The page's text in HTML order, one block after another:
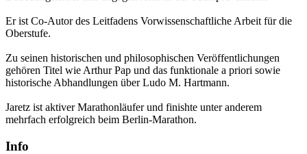
Er ist Co-Autor des Leitfadens Vorwissenschaftliche Arbeit für die
Oberstufe.
Zu seinen historischen und philosophischen Veröffentlichungen
gehören Titel wie Arthur Pap und das funktionale a priori sowie
historische Abhandlungen über Ludo M. Hartmann.
Jaretz ist aktiver Marathonläufer und finishte unter anderem
mehrfach erfolgreich beim Berlin-Marathon.
Info